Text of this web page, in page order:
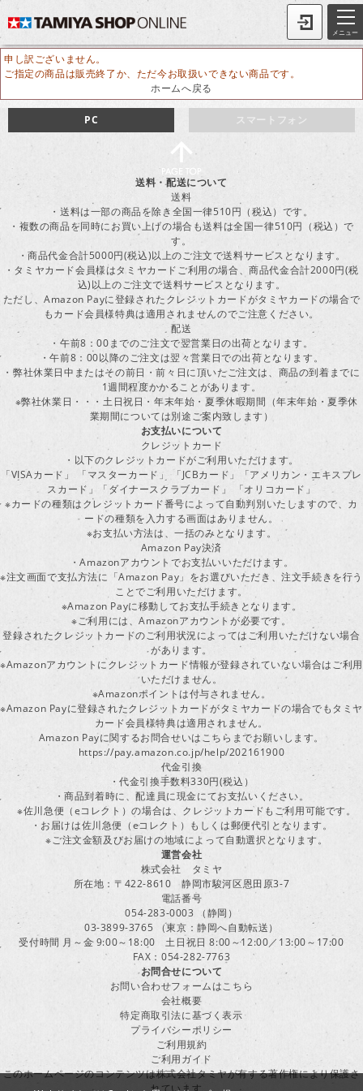
メニュー
申し訳ございません。
ご指定の商品は販売終了か、ただ今お取扱いできない商品です。
ホームへ戻る
スマートフォン
PC
送料・配送について
送料
・送料は一部の商品を除き全国一律510円（税込）です。
・複数の商品を同時にお買い上げの場合も送料は全国一律510円（税込）で
す。
・商品代金合計5000円(税込)以上のご注文で送料サービスとなります。
・タミヤカード会員様はタミヤカードご利用の場合、商品代金合計2000円(税
込)以上のご注文で送料サービスとなります。
ただし、Amazon Payに登録されたクレジットカードがタミヤカードの場合で
もカード会員様特典は適用されませんのでご注意ください。
配送
・午前8：00までのご注文で翌営業日の出荷となります。
・午前8：00以降のご注文は翌々営業日での出荷となります。
・弊社休業日中またはその前日・前々日に頂いたご注文は、商品の到着までに
1週間程度かかることがあります。
※弊社休業日・・・土日祝日・年末年始・夏季休暇期間（年末年始・夏季休
業期間については別途ご案内致します）
お支払いについて
クレジットカード
・以下のクレジットカードがご利用いただけます。
「VISAカード」 「マスターカード」 「JCBカード」「アメリカン・エキスプレ
スカード」「ダイナースクラブカード」 「オリコカード」
※カードの種類はクレジットカード番号によって自動判別いたしますので、カ
ードの種類を入力する画面はありません。
※お支払い方法は、一括のみとなります。
Amazon Pay決済
・Amazonアカウントでお支払いいただけます。
※注文画面で支払方法に「Amazon Pay」をお選びいただき、注文手続きを行う
ことでご利用いただけます。
※Amazon Payに移動してお支払手続きとなります。
※ご利用には、Amazonアカウントが必要です。
登録されたクレジットカードのご利用状況によってはご利用いただけない場合
があります。
※Amazonアカウントにクレジットカード情報が登録されていない場合はご利用
いただけません。
※Amazonポイントは付与されません。
※Amazon Payに登録されたクレジットカードがタミヤカードの場合でもタミヤ
カード会員様特典は適用されません。
Amazon Payに関するお問合せいはこちらまでお願いします。
https://pay.amazon.co.jp/help/202161900
代金引換
・代金引換手数料330円(税込）
・商品到着時に、配達員に現金にてお支払いください。
※佐川急便（eコレクト）の場合は、クレジットカードもご利用可能です。
・お届けは佐川急便（eコレクト）もしくは郵便代引となります。
※ご注文金額及びお届けの地域によって自動選択となります。
運営会社
株式会社 タミヤ
所在地：〒422-8610 静岡市駿河区恩田原3-7
電話番号
054-283-0003 （静岡）
03-3899-3765 （東京：静岡へ自動転送）
受付時間 月～金 9:00～18:00 土日祝日 8:00～12:00／13:00～17:00
FAX：054-282-7763
お問合せについて
お問い合わせフォームはこちら
会社概要
特定商取引法に基づく表示
プライバシーポリシー
ご利用規約
ご利用ガイド
このホームページのコンテンツは株式会社タミヤが有する著作権により保護さ
れています。